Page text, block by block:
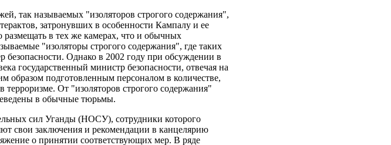
так называемых "изоляторов строгого содержания",
затронувших в особенности Кампалу и ее
размещать в тех же камерах, что и обычных
"изоляторы строгого содержания", где таких
Однако в 2002 году при обсуждении в
государственный министр безопасности, отвечая на
образом подготовленным персоналом в количестве,
От "изоляторов строгого содержания"
в обычные тюрьмы.
сил Уганды (НОСУ), сотрудники которого
свои заключения и рекомендации в канцелярию
о принятии соответствующих мер. В ряде